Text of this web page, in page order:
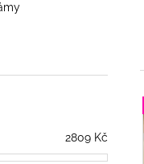
2809 Kč
í
ŠATY S